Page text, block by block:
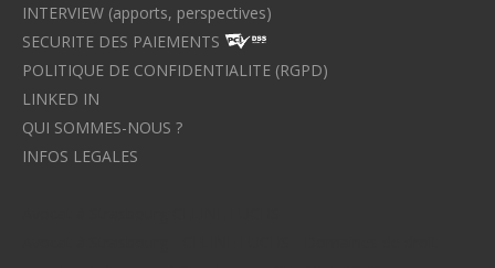
INTERVIEW (apports, perspectives)
SECURITE DES PAIEMENTS
POLITIQUE DE CONFIDENTIALITE (RGPD)
LINKED IN
QUI SOMMES-NOUS ?
INFOS LEGALES